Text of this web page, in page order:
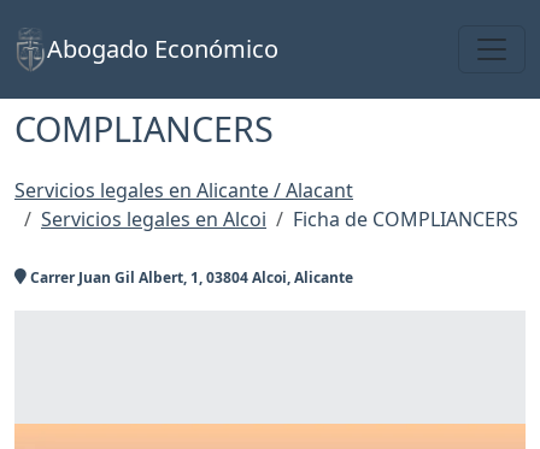
Abogado Económico
COMPLIANCERS
Servicios legales en Alicante / Alacant
Servicios legales en Alcoi
Ficha de COMPLIANCERS
Carrer Juan Gil Albert, 1, 03804 Alcoi, Alicante